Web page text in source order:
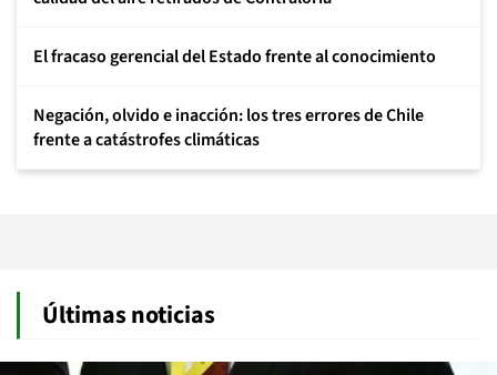
El fracaso gerencial del Estado frente al conocimiento
Negación, olvido e inacción: los tres errores de Chile
frente a catástrofes climáticas
Últimas noticias